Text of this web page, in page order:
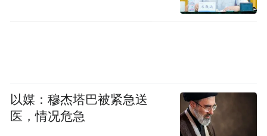
以媒：穆杰塔巴被紧急送
医，情况危急